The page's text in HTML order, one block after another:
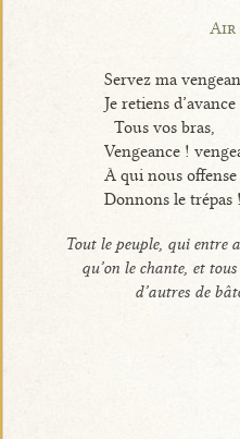
Air
Servez ma
Je retiens d’avance
Tous vos bras,
Vengeance !
À qui nous offense
Donnons le trépas !
Tout le peuple, qui entre
qu’on le chante, et
d’autres de